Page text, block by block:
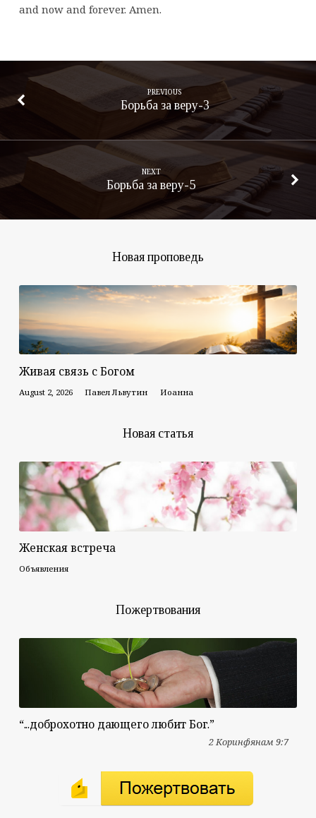
and now and forever. Amen.
PREVIOUS
Борьба за веру-3
NEXT
Борьба за веру-5
Новая проповедь
Живая связь с Богом
August 2, 2026 Павел Львутин Иоанна
Новая статья
Женская встреча
Объявления
Пожертвования
“...доброхотно дающего любит Бог.”
2 Коринфянам 9:7